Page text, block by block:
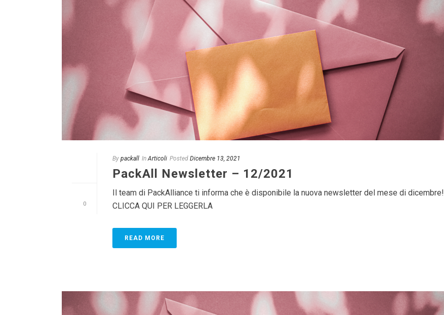
0
By packall In Articoli Posted Dicembre 13, 2021
PackAll Newsletter – 12/2021
Il team di PackAlliance ti informa che è disponibile la nuova newsletter del mese di dicembre!
CLICCA QUI PER LEGGERLA
READ MORE